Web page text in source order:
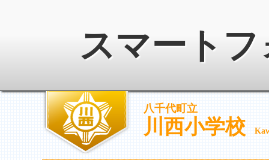
スマート
八千代町立
川西小学校